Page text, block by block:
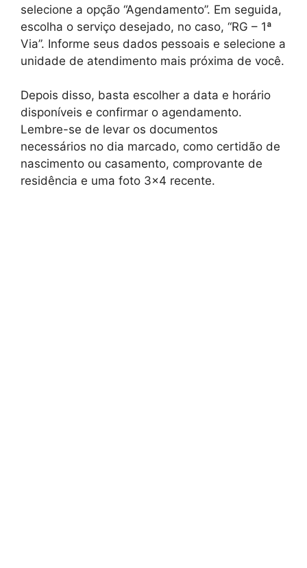
selecione a opção “Agendamento”. Em seguida,
escolha o serviço desejado, no caso, “RG – 1ª
Via”. Informe seus dados pessoais e selecione a
unidade de atendimento mais próxima de você.
Depois disso, basta escolher a data e horário
disponíveis e confirmar o agendamento.
Lembre-se de levar os documentos
necessários no dia marcado, como certidão de
nascimento ou casamento, comprovante de
residência e uma foto 3×4 recente.